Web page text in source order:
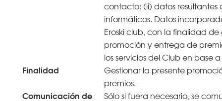
contacto; (ii) datos resultantes
informáticos. Datos
Eroski club, con la finalidad
promoción y entrega de
los servicios del Club en base
Finalidad
Gestionar la presente
premios.
Comunicación de
Sólo si fuera necesario, se